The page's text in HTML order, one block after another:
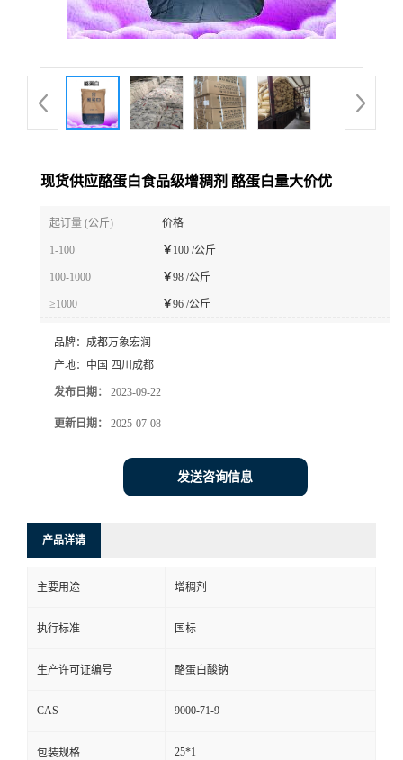
现货供应酪蛋白食品级增稠剂 酪蛋白量大价优
起订量 (公斤) 价格
1-100 ￥ 100 /公斤
100-1000 ￥98 /公斤
≥1000 ￥96 /公斤
品牌： 成都万象宏润
产地： 中国 四川成都
发布日期： 2023-09-22
更新日期： 2025-07-08
发送咨询信息
产品详请
主要用途 增稠剂
执行标准 国标
生产许可证编号 酪蛋白酸钠
CAS 9000-71-9
包装规格 25*1